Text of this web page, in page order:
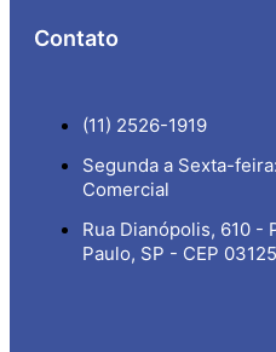
Contato
(11) 2526-1919
Segunda a Sexta-
Comercial
Rua Dianópolis, 610 -
Paulo, SP - CEP